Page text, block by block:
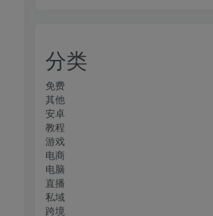
分类
免费
其他
安卓
教程
游戏
电商
电脑
直播
私域
跨境